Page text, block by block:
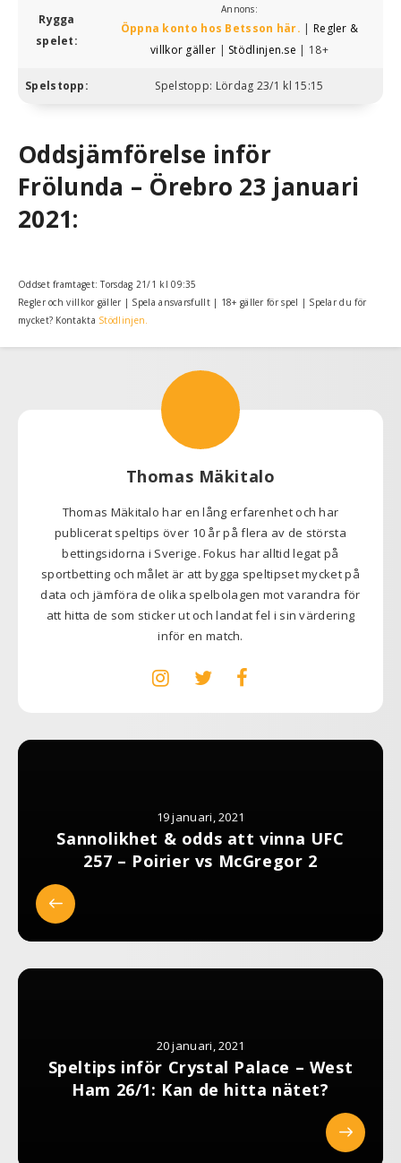
Rygga
spelet:
Annons:
Öppna konto hos Betsson här. | Regler &
villkor gäller | Stödlinjen.se | 18+
Spelstopp: Spelstopp: Lördag 23/1 kl 15:15
Oddsjämförelse inför
Frölunda – Örebro 23 januari
2021:
Oddset framtaget: Torsdag 21/1 kl 09:35
Regler och villkor gäller | Spela ansvarsfullt | 18+ gäller för spel | Spelar du för
mycket? Kontakta Stödlinjen.
Thomas Mäkitalo
Thomas Mäkitalo har en lång erfarenhet och har
publicerat speltips över 10 år på flera av de största
bettingsidorna i Sverige. Fokus har alltid legat på
sportbetting och målet är att bygga speltipset mycket på
data och jämföra de olika spelbolagen mot varandra för
att hitta de som sticker ut och landat fel i sin värdering
inför en match.
19 januari, 2021
Sannolikhet & odds att vinna UFC
257 – Poirier vs McGregor 2
20 januari, 2021
Speltips inför Crystal Palace – West
Ham 26/1: Kan de hitta nätet?